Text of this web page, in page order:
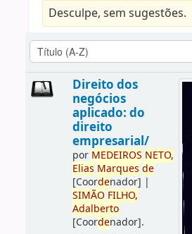
Desculpe, sem sugestões.
Direito dos
negócios
aplicado: do
direito
empresarial/
por MEDEIROS NETO,
Elias Marques de
[Coordenador] |
SIMÃO FILHO,
Adalberto
[Coordenador].